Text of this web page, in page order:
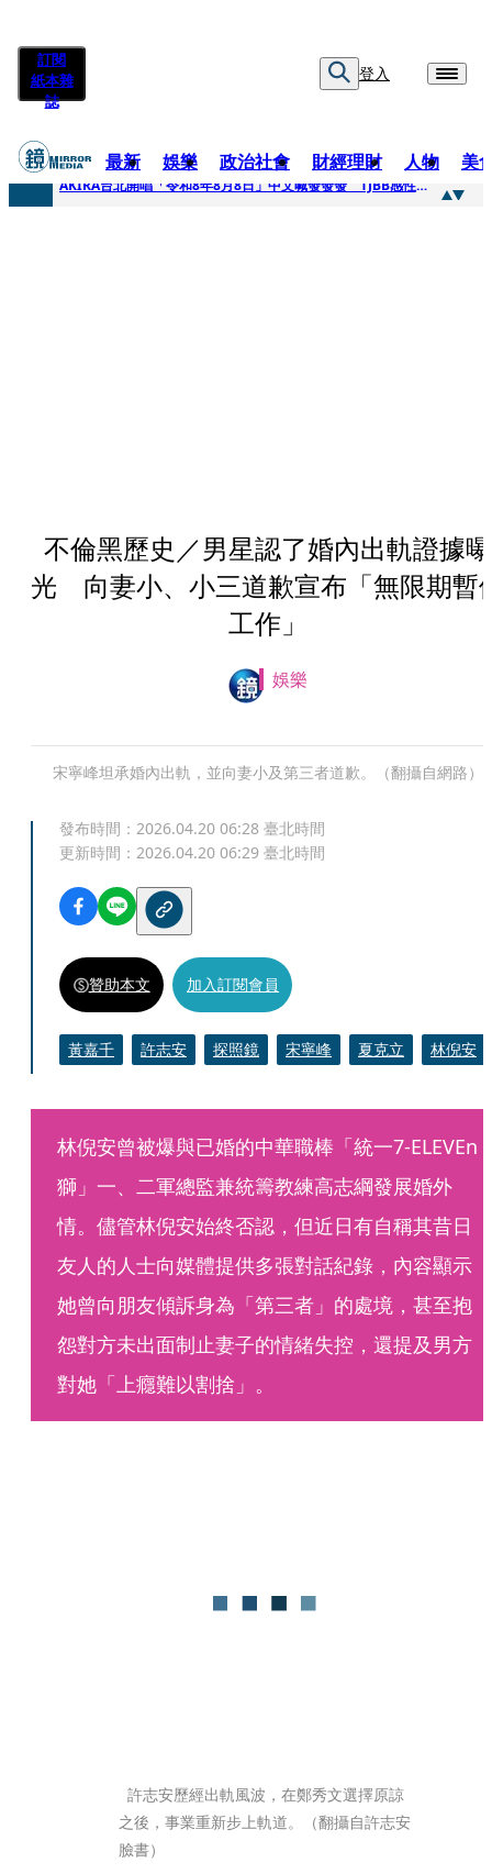
訂閱
紙本雜
誌
登入
最新 娛樂 政治社會 財經理財 人物 美
快訊
AKIRA台北開唱「令和8年8月8日」中文喊發發發 TJBB感性喊「謝謝AKIRA桑」
不倫黑歷史／男星認了婚內出軌證據曝
光 向妻小、小三道歉宣布「無限期暫
工作」
娛樂
宋寧峰坦承婚內出軌，並向妻小及第三者道歉。（翻攝自網路）
發布時間： 2026.04.20 06:28 臺北時間
更新時間： 2026.04.20 06:29 臺北時間
贊助本文 加入訂閱會員
黃嘉千 許志安 探照鏡 宋寧峰 夏克立 林倪安
林倪安曾被爆與已婚的中華職棒「統一7-ELEVEn
獅」一、二軍總監兼統籌教練高志綱發展婚外
情。儘管林倪安始終否認，但近日有自稱其昔日
友人的人士向媒體提供多張對話紀錄，內容顯示
她曾向朋友傾訴身為「第三者」的處境，甚至抱
怨對方未出面制止妻子的情緒失控，還提及男方
對她「上癮難以割捨」。
之後，事業重新步上軌道。（翻攝自許志安
臉書）